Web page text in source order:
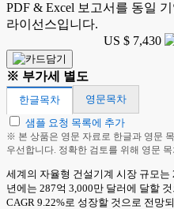
PDF & Excel 보고서를 동일
라이선스입니다.
US $ 7,430
※ 부가세 별도
한글목차
영문목차
샘플 요청 목록에 추가
※ 본 상품은 영문 자료로 한글과 영문
우선합니다. 정확한 검토를 위해 영문
세계의 자율형 건설기계 시장 규모는
년에는 287억 3,000만 달러에 달할
CAGR 9.22%로 성장할 것으로 전망